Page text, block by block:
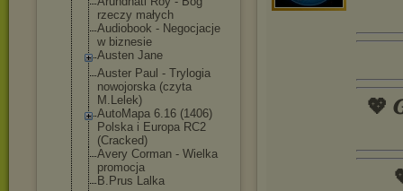
rzeczy małych
Audiobook - Negocjacje
w biznesie
Austen Jane
Auster Paul - Trylogia
nowojorska (czyta
M.Lelek)
AutoMapa 6.16 (1406)
Polska i Europa RC2
(Cracked)
Avery Corman - Wielka
promocja
B.Prus Lalka
💖